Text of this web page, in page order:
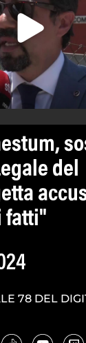
del
fatti"
78 DEL